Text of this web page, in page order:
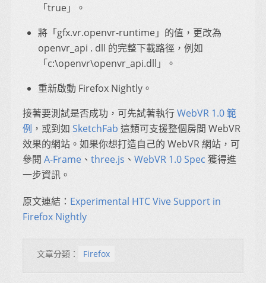
「true」。
將「gfx.vr.openvr-runtime」的值，更改為
openvr_api . dll 的完整下載路徑，例如
「c:\openvr\openvr_api.dll」。
重新啟動 Firefox Nightly。
接著要測試是否成功，可先試著執行WebVR 1.0 範
例 ，或到如 SketchFab 這類可支援整個房間 WebVR
效果的網站。如果你想打造自己的 WebVR 網站，可
參閱 A-Frame 、 three.js 、 WebVR 1.0 Spec 獲得進
一步資訊。
原文連結： Experimental HTC Vive Support in
Firefox Nightly
文章分類： Firefox